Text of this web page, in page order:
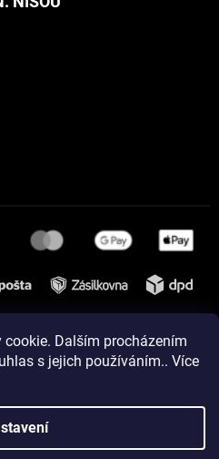
Dalším procházením
s jejich používáním.. Více
Shoptet